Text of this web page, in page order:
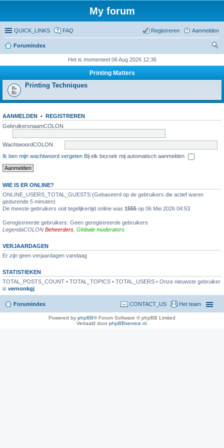
My forum
QUICK_LINKS FAQ Aanmelden
Registreren
Forumindex
n
Het is momenteel 06 Aug 2026 12:36
Printing Matters
Printing Techniques
AANMELDEN • REGISTREREN
GebruikersnaamCOLON
WachtwoordCOLON
Ik ben mijn wachtwoord vergeten Bij elk bezoek mij automatisch aanmelden
WIE IS ER ONLINE?
ONLINE_USERS_TOTAL_GUESTS (Gebaseerd op de gebruikers die actief waren
gedurende 5 minuten)
De meeste gebruikers ooit tegelijkertijd online was 1555 op 06 Mei 2026 04:53
Geregistreerde gebruikers: Geen geregistreerde gebruikers
LegendaCOLON Beheerders Globale moderators
VERJAARDAGEN
Er zijn geen verjaardagen vandaag
STATISTIEKEN
TOTAL_POSTS_COUNT • TOTAL_TOPICS • TOTAL_USERS • Onze nieuwste gebruiker
is vernonkgj
Forumindex Het team
CONTACT_US
Powered by phpBB® Forum Software © phpBB Limited
Vertaald doorphpBBservice.nl.